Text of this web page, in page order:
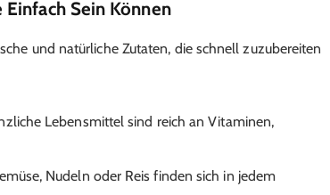
Sein Können
und natürliche Zutaten, die schnell zuzubereiten
Lebensmittel sind reich an Vitaminen,
Nudeln oder Reis finden sich in jedem